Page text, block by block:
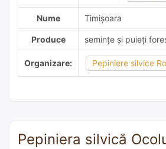
Nume Timişoara
Produce semințe și puieți
Organizare: Pepiniere silvice
Pepiniera silvică